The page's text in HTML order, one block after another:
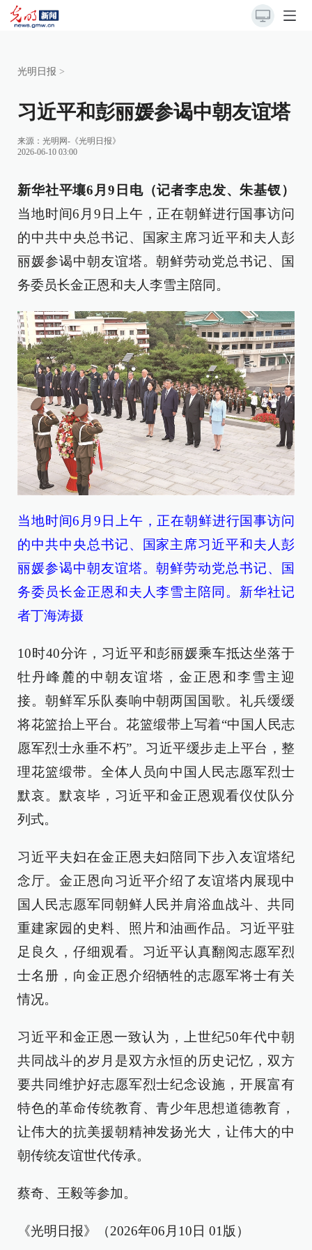
光明日报 >
习近平和彭丽媛参谒中朝友谊塔
来源： 光明网-《光明日报》
2026-06-10 03:00
新华社平壤6月9日电（记者李忠发、朱基钗）
当地时间6月9日上午，正在朝鲜进行国事访问
的中共中央总书记、国家主席习近平和夫人彭
丽媛参谒中朝友谊塔。朝鲜劳动党总书记、国
务委员长金正恩和夫人李雪主陪同。
当地时间6月9日上午，正在朝鲜进行国事访问
的中共中央总书记、国家主席习近平和夫人彭
丽媛参谒中朝友谊塔。朝鲜劳动党总书记、国
务委员长金正恩和夫人李雪主陪同。新华社记
者丁海涛摄
10时40分许，习近平和彭丽媛乘车抵达坐落于
牡丹峰麓的中朝友谊塔，金正恩和李雪主迎
接。朝鲜军乐队奏响中朝两国国歌。礼兵缓缓
将花篮抬上平台。花篮缎带上写着“中国人民志
愿军烈士永垂不朽”。习近平缓步走上平台，整
理花篮缎带。全体人员向中国人民志愿军烈士
默哀。默哀毕，习近平和金正恩观看仪仗队分
列式。
习近平夫妇在金正恩夫妇陪同下步入友谊塔纪
念厅。金正恩向习近平介绍了友谊塔内展现中
国人民志愿军同朝鲜人民并肩浴血战斗、共同
重建家园的史料、照片和油画作品。习近平驻
足良久，仔细观看。习近平认真翻阅志愿军烈
士名册，向金正恩介绍牺牲的志愿军将士有关
情况。
习近平和金正恩一致认为，上世纪50年代中朝
共同战斗的岁月是双方永恒的历史记忆，双方
要共同维护好志愿军烈士纪念设施，开展富有
特色的革命传统教育、青少年思想道德教育，
让伟大的抗美援朝精神发扬光大，让伟大的中
朝传统友谊世代传承。
蔡奇、王毅等参加。
《光明日报》（2026年06月10日 01版）